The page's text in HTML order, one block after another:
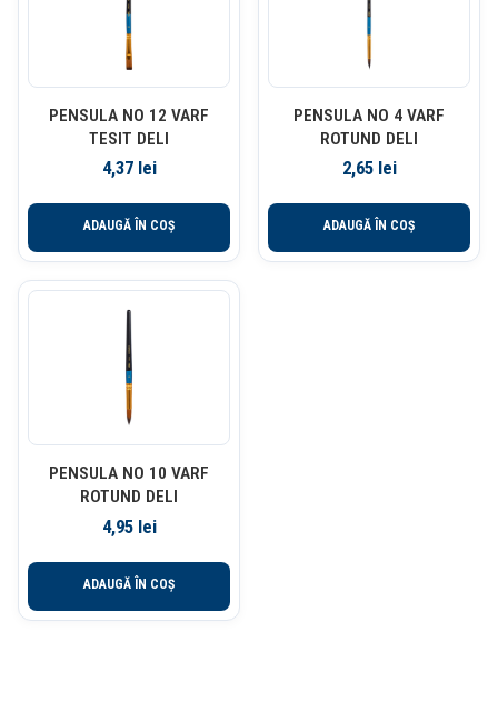
PENSULA NO 12 VARF
TESIT DELI
4,37 lei
ADAUGĂ ÎN COȘ
PENSULA NO 4 VARF
ROTUND DELI
2,65 lei
ADAUGĂ ÎN COȘ
PENSULA NO 10 VARF
ROTUND DELI
4,95 lei
ADAUGĂ ÎN COȘ